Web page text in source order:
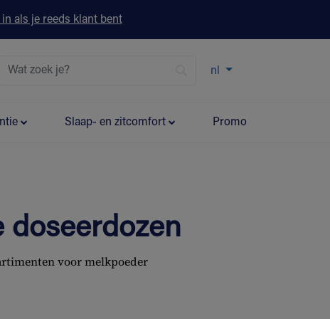
in als je reeds klant bent
nl
Slaap- en zitcomfort Promo
doseerdozen
voor melkpoeder